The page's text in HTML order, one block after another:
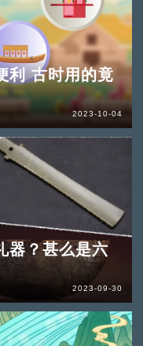
利 古时用的竟
2023-10-04
器？甚么是六
2023-09-30